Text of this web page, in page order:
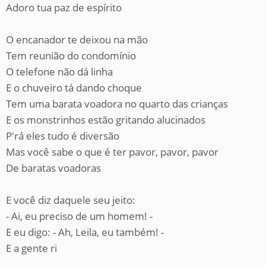
Adoro tua paz de espírito
O encanador te deixou na mão
Tem reunião do condomínio
O telefone não dá linha
E o chuveiro tá dando choque
Tem uma barata voadora no quarto das crianças
E os monstrinhos estão gritando alucinados
P'rá eles tudo é diversão
Mas você sabe o que é ter pavor, pavor, pavor
De baratas voadoras
E você diz daquele seu jeito:
- Ai, eu preciso de um homem! -
E eu digo: - Ah, Leila, eu também! -
E a gente ri